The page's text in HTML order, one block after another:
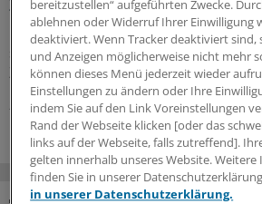
Zielwerte ein
Die aktualisierte US-Leitlinie zur
stark der europäischen Leitlinie an:
Zielwerte stehen wieder im Fokus.
21.07.2026
bereitzustellen“ aufgeführten Zwecke.
ablehnen oder Widerruf Ihrer Einwilligung
deaktiviert. Wenn Tracker deaktiviert sind,
und Anzeigen möglicherweise nicht mehr
können dieses Menü jederzeit wieder
Einstellungen zu ändern oder Ihre
indem Sie auf den Link Voreinstellungen
Rand der Webseite klicken [oder das
links auf der Webseite, falls zutreffend].
gelten innerhalb unseres Website.
finden Sie in unserer
in unserer Datenschutzerklärung.